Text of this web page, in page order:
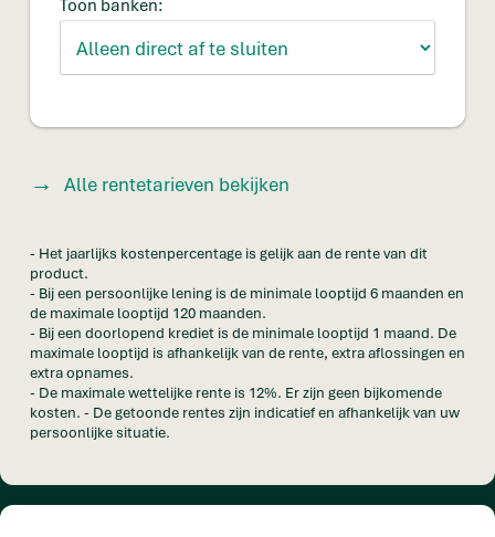
Toon banken:
Alle rentetarieven bekijken
- Het jaarlijks kostenpercentage is gelijk aan de rente van dit
product.
- Bij een persoonlijke lening is de minimale looptijd 6 maanden en
de maximale looptijd 120 maanden.
- Bij een doorlopend krediet is de minimale looptijd 1 maand. De
maximale looptijd is afhankelijk van de rente, extra aflossingen en
extra opnames.
- De maximale wettelijke rente is 12%. Er zijn geen bijkomende
kosten. - De getoonde rentes zijn indicatief en afhankelijk van uw
persoonlijke situatie.